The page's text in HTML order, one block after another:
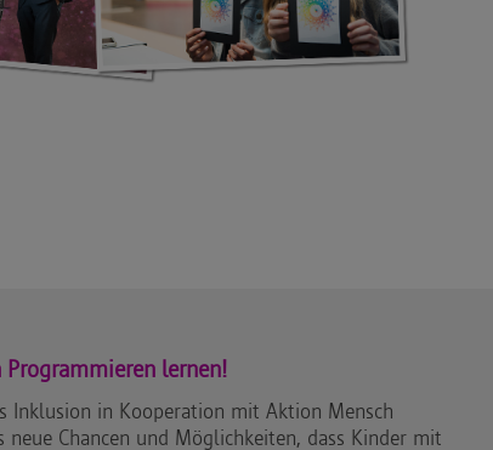
lernen!
Inklusion in Kooperation mit Aktion Mensch
neue Chancen und Möglichkeiten, dass Kinder mit